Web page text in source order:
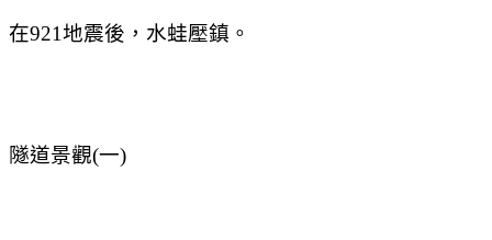
在921地震後，水蛙壓鎮。
隧道景觀(一)